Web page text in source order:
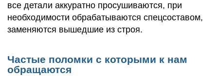
все детали аккуратно просушиваются, при
необходимости обрабатываются спецсоставом,
заменяются вышедшие из строя.
Частые поломки с которыми к нам
обращаются